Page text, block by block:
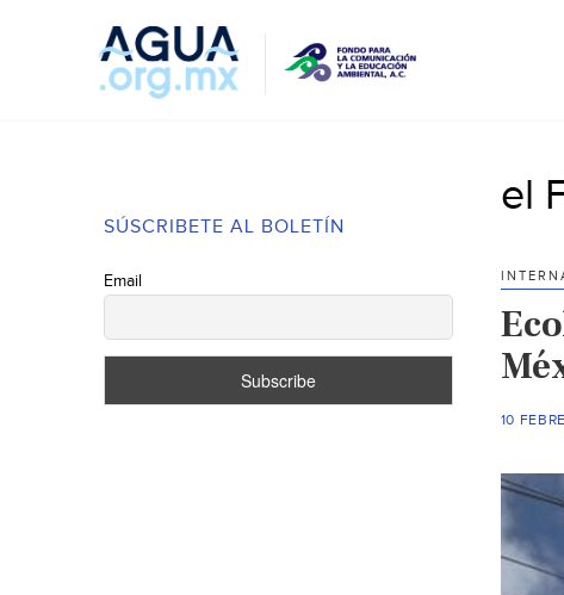
SÚSCRIBETE AL BOLETÍN
Email
el
10